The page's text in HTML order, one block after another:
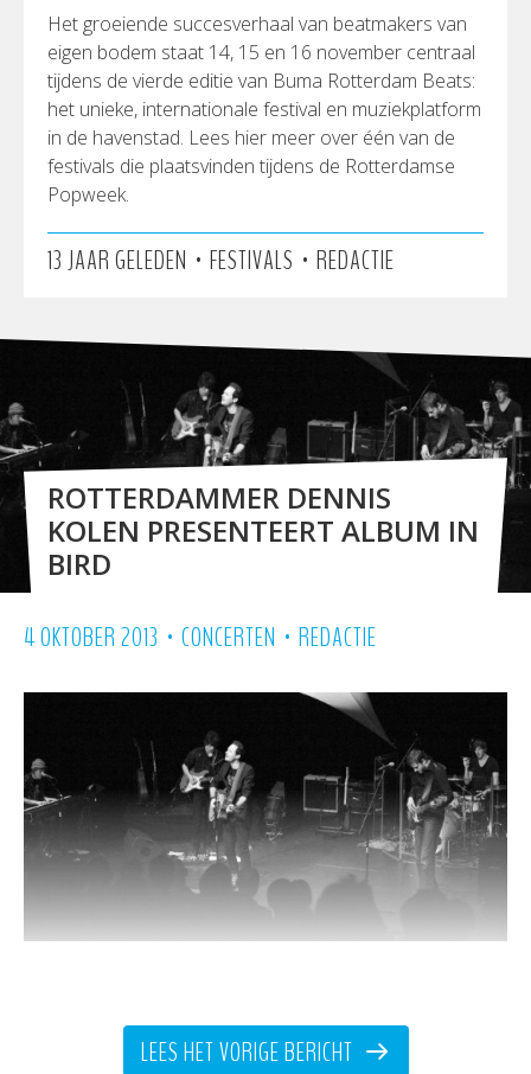
Het groeiende succesverhaal van beatmakers van
eigen bodem staat 14, 15 en 16 november centraal
tijdens de vierde editie van Buma Rotterdam Beats:
het unieke, internationale festival en muziekplatform
in de havenstad. Lees hier meer over één van de
festivals die plaatsvinden tijdens de Rotterdamse
Popweek.
13 JAAR GELEDEN • FESTIVALS • REDACTIE
ROTTERDAMMER DENNIS
KOLEN PRESENTEERT ALBUM IN
BIRD
4 OKTOBER 2013 • CONCERTEN • REDACTIE
ultieme zondagmiddaggevoel in BIRD.
LEES HET VORIGE BERICHT